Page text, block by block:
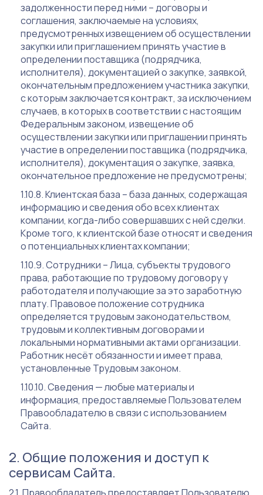
задолженности перед ними – договоры и
соглашения, заключаемые на условиях,
предусмотренных извещением об осуществлении
закупки или приглашением принять участие в
определении поставщика (подрядчика,
исполнителя), документацией о закупке, заявкой,
окончательным предложением участника закупки,
с которым заключается контракт, за исключением
случаев, в которых в соответствии с настоящим
Федеральным законом, извещение об
осуществлении закупки или приглашении принять
участие в определении поставщика (подрядчика,
исполнителя), документация о закупке, заявка,
окончательное предложение не предусмотрены;
Клиентская база – база данных, содержащая
информацию и сведения обо всех клиентах
компании, когда-либо совершавших с ней сделки.
Кроме того, к клиентской базе относят и сведения
о потенциальных клиентах компании;
Сотрудники – Лица, субъекты трудового
права, работающие по трудовому договору у
работодателя и получающие за это заработную
плату. Правовое положение сотрудника
определяется трудовым законодательством,
трудовым и коллективным договорами и
локальными нормативными актами организации.
Работник несёт обязанности и имеет права,
установленные Трудовым законом.
Сведения — любые материалы и
информация, предоставляемые Пользователем
Правообладателю в связи с использованием
Сайта.
Общие положения и доступ к
сервисам Сайта.